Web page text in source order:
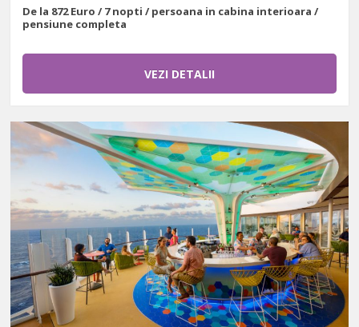
De la 872 Euro / 7 nopti / persoana in cabina interioara /
pensiune completa
VEZI DETALII